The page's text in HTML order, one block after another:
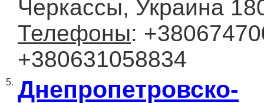
Черкассы, Украина
Телефоны:
+380631058834
5. Днепропетровско-